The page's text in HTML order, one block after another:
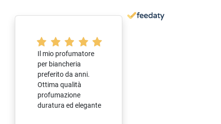
Il mio profumatore
per biancheria
preferito da anni.
Ottima qualità
profumazione
duratura ed elegante